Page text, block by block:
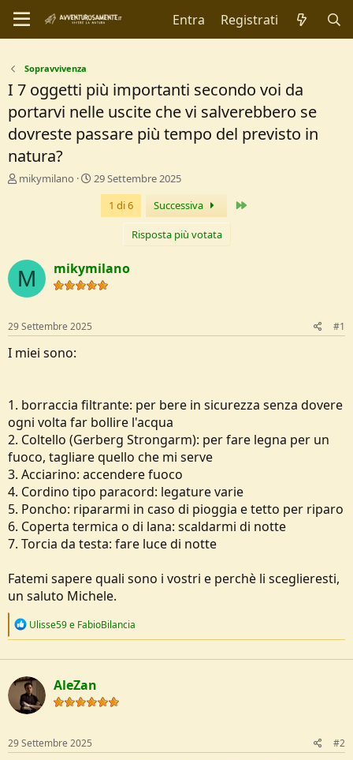
Entra Registrati
Sopravvivenza
I 7 oggetti più importanti secondo voi da
portarvi nelle uscite che vi salverebbero se
dovreste passare più tempo del previsto in
natura?
C
r
e
D
s
c
u
s
o
n
e
mikymilano
D
I
n
i
o
29 Settembre 2025
1 di 6
Successiva
Risposta più votata
M mikymilano
29 Settembre 2025 #1
I miei sono:
1. borraccia filtrante: per bere in sicurezza senza dovere
ogni volta far bollire l'acqua
2. Coltello (Gerberg Strongarm): per fare legna per un
fuoco, tagliare quello che mi serve
3. Acciarino: accendere fuoco
4. Cordino tipo paracord: legature varie
5. Poncho: ripararmi in caso di pioggia e tetto per riparo
6. Coperta termica o di lana: scaldarmi di notte
7. Torcia da testa: fare luce di notte
Fatemi sapere quali sono i vostri e perchè li sceglieresti,
un saluto Michele.
R
c
t
i
o
n
Ulisse59e FabioBilancia
AleZan
29 Settembre 2025 #2